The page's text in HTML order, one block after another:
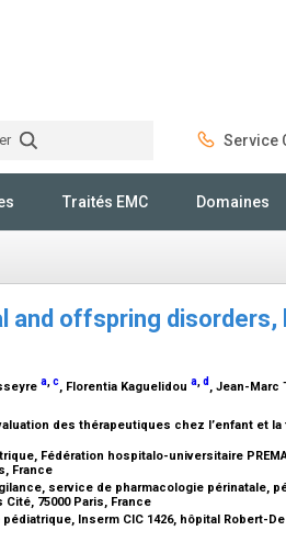
Service
Traités EMC Domaines
and offspring
a c, Florentia Kaguelidou a d , Jean-Marc
des thérapeutiques chez l’enfant et
Fédération hospitalo-universitaire
France
service de pharmacologie périnatale,
75000 Paris, France
Inserm CIC 1426, hôpital Robert-